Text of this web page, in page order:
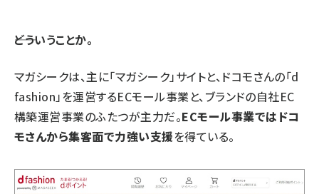
――どういうことか。
マガシークは、主に「マガシーク」サイトと、ドコモさんの「d
fashion」を運営するECモール事業と、ブランドの自社EC
構築運営事業のふたつが主力だ。ECモール事業ではドコ
モさんから集客面で力強い支援を得ている。